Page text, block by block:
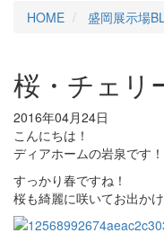
HOME 盛岡展示場
桜・チェリ
2016年04月24日
こんにちは！
ディアホームの岩泉です！
すっかり春ですね！
桜も綺麗に咲いてお出か